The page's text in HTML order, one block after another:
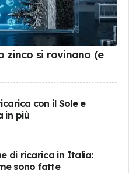
zinco si rovinano (e
con il Sole e
in più
di ricarica in Italia:
sono fatte